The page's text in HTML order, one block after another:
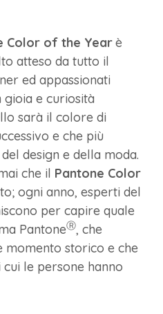
Color of the Yearè
atteso da tutto il
ed appassionati
e curiosità
sarà il colore di
e che più
design e della moda.
che il Pantone Color
ogni anno, esperti del
per capire quale
PantoneⓇ, che
momento storico e che
le persone hanno